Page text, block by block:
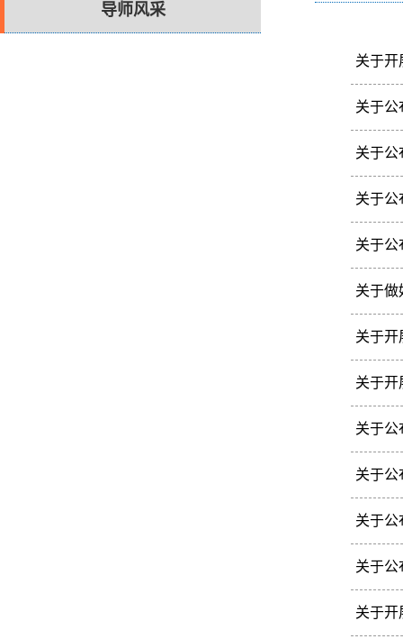
导师风采
关于开
各培
关于公
校属
关于公
校属
关于公
各相
关于公
校属
关于做
各培
关于开
各研
关于开
各研
关于公
校属
关于公
校属
关于公
校属
关于公
各相
关于开